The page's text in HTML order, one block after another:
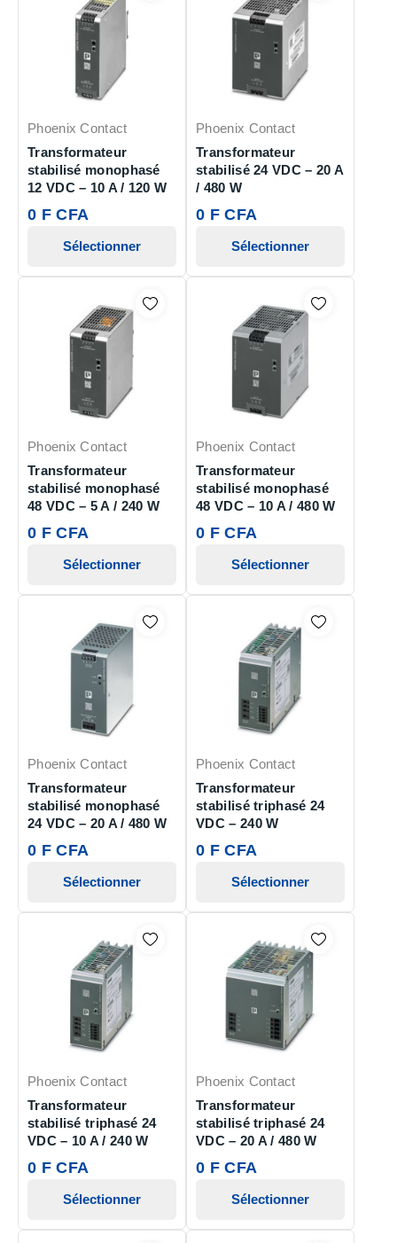
Phoenix Contact
Transformateur
stabilisé monophasé
12 VDC – 10 A / 120 W
0 F CFA
Sélectionner
Phoenix Contact
Transformateur
stabilisé 24 VDC – 20 A
/ 480 W
0 F CFA
Sélectionner
Phoenix Contact
Transformateur
stabilisé monophasé
48 VDC – 5 A / 240 W
0 F CFA
Sélectionner
Phoenix Contact
Transformateur
stabilisé monophasé
48 VDC – 10 A / 480 W
0 F CFA
Sélectionner
Phoenix Contact
Transformateur
stabilisé monophasé
24 VDC – 20 A / 480 W
0 F CFA
Sélectionner
Phoenix Contact
Transformateur
stabilisé triphasé 24
VDC – 240 W
0 F CFA
Sélectionner
Phoenix Contact
Transformateur
stabilisé triphasé 24
VDC – 10 A / 240 W
0 F CFA
Sélectionner
Phoenix Contact
Transformateur
stabilisé triphasé 24
VDC – 20 A / 480 W
0 F CFA
Sélectionner